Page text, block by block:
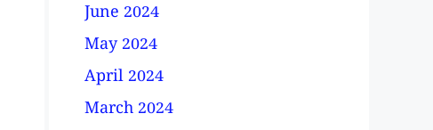
June 2024
May 2024
April 2024
March 2024